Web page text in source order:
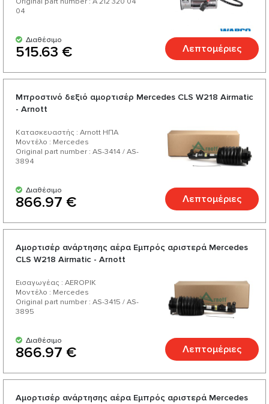
04
Διαθέσιμο
515.63 € Λεπτομέριες
Μπροστινό δεξιό αμορτισέρ Mercedes CLS W218 Airmatic
- Arnott
Κατασκευαστής : Arnott ΗΠΑ
Μοντέλο : Mercedes
Original part number : AS-3414 / AS-
3894
Διαθέσιμο
866.97 € Λεπτομέριες
Αμορτισέρ ανάρτησης αέρα Εμπρός αριστερά Mercedes
CLS W218 Airmatic - Arnott
Εισαγωγέας : AEROPIK
Μοντέλο : Mercedes
Original part number : AS-3415 / AS-
3895
Διαθέσιμο
866.97 € Λεπτομέριες
Αμορτισέρ ανάρτησης αέρα Εμπρός αριστερά Mercedes